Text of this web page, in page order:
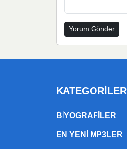
KATEGORILER
BIYOGRAFILER
EN YENI MP3LER